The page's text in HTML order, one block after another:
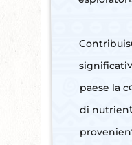
paese la
di